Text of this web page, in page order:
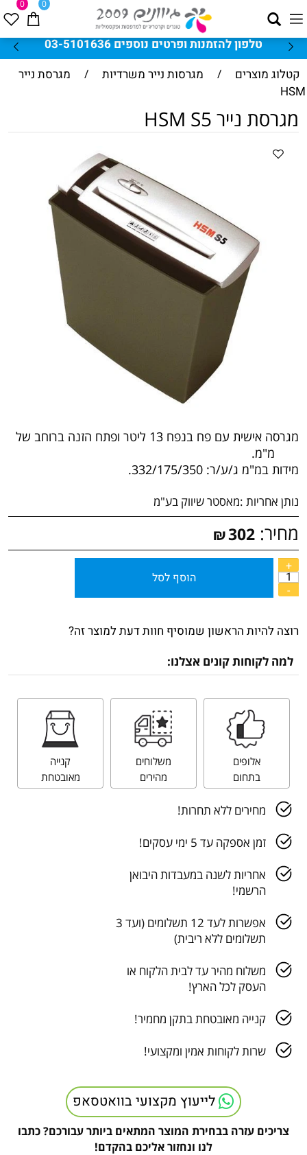
טלפון להזמנות ופרטים נוספים 03-5101636
0 0
קטלוג מוצרים / מגרסות נייר משרדיות /
מגרסת נייר
HSM
מגרסת נייר HSM S5
מגרסה אישית עם פח בנפח 13 ליטר ופתח הזנה ברוחב של
מידות במ"מ ג/ע/ר: 332/175/350.
נותן אחריות :מאסטר שיווק בע"מ
מחיר: ₪302
הוסף לסל
רוצה להיות הראשון שמוסיף חוות דעת למוצר זה?
למה לקוחות קונים אצלנו:
אלופים
בתחום
משלוחים
מהירים
קנייה
מאובטחת
מחירים ללא תחרות!
זמן אספקה עד 5 ימי עסקים!
אחריות לשנה במעבדות היבואן
הרשמי!
אפשרות לעד 12 תשלומים (ועד 3
תשלומים ללא ריבית)
משלוח מהיר עד לבית הלקוח או
העסק לכל הארץ!
קנייה מאובטחת בתקן מחמיר!
שרות לקוחות אמין ומקצועי!
לייעוץ מקצועי בוואטסאפ
צריכים עזרה בבחירת המוצר המתאים ביותר עבורכם? כתבו
לנו ונחזור אליכם בהקדם!